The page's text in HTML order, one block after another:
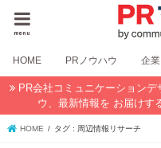
menu
HOME PRノウハウ 企
PR会社コミュニケーション
ウ、最新情報を お届けす
HOME タグ : 周辺情報リサーチ